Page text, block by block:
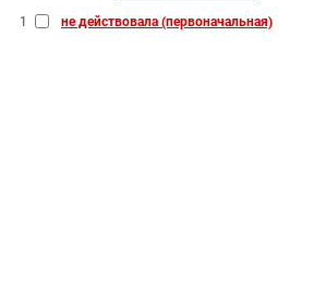
1
не действовала (первоначальная)